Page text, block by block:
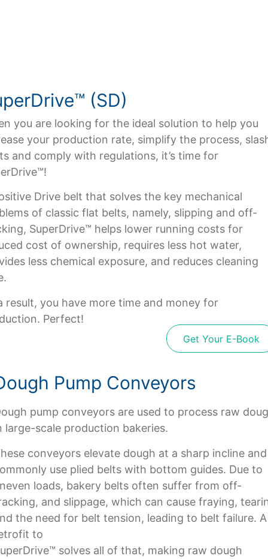
(SD)
you are looking for the ideal solution to help you
your production rate, simplify the process,
and comply with regulations, it’s time for
Drive belt that solves the key mechanical
of classic flat belts, namely, slipping and off-
SuperDrive™ helps lower running costs for
cost of ownership, requires less hot water,
less chemical exposure, and reduces cleaning
result, you have more time and money for
Perfect!
Get Your E-Book
Pump Conveyors
pump conveyors are used to process raw
large-scale production bakeries.
conveyors elevate dough at a sharp incline and
use plied belts with bottom guides. Due to
loads, bakery belts often suffer from off-
and slippage, which can cause fraying,
the need for belt tension, leading to belt failure. A
to
solves all of that, making raw dough